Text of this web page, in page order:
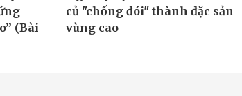
(Bài
củ "chống đói" thành đặc sản
vùng cao